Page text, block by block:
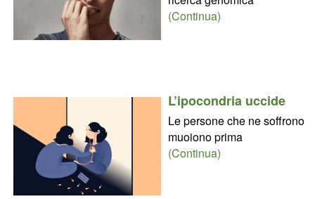
(Continua)
L’ipocondria uccide
Le persone che ne soffrono
muoiono prima
(Continua)